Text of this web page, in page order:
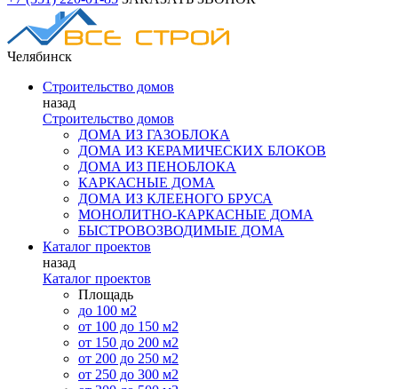
Челябинск
Строительство домов
назад
Строительство домов
ДОМА ИЗ ГАЗОБЛОКА
ДОМА ИЗ КЕРАМИЧЕСКИХ БЛОКОВ
ДОМА ИЗ ПЕНОБЛОКА
КАРКАСНЫЕ ДОМА
ДОМА ИЗ КЛЕЕНОГО БРУСА
МОНОЛИТНО-КАРКАСНЫЕ ДОМА
БЫСТРОВОЗВОДИМЫЕ ДОМА
Каталог проектов
назад
Каталог проектов
Площадь
до 100 м2
от 100 до 150 м2
от 150 до 200 м2
от 200 до 250 м2
от 250 до 300 м2